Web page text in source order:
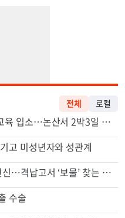
고 미성년자와 성관계